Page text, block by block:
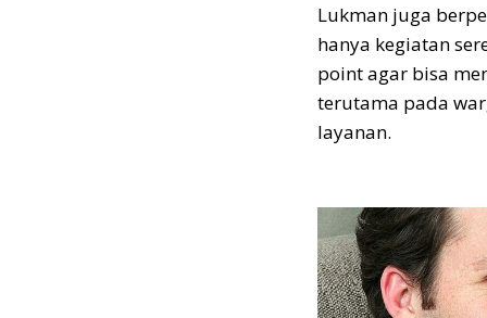
Lukman juga
hanya kegiatan
point agar bisa
terutama pada
layanan.